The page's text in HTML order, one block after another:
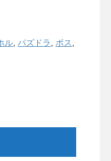
ル パズドラ ボス